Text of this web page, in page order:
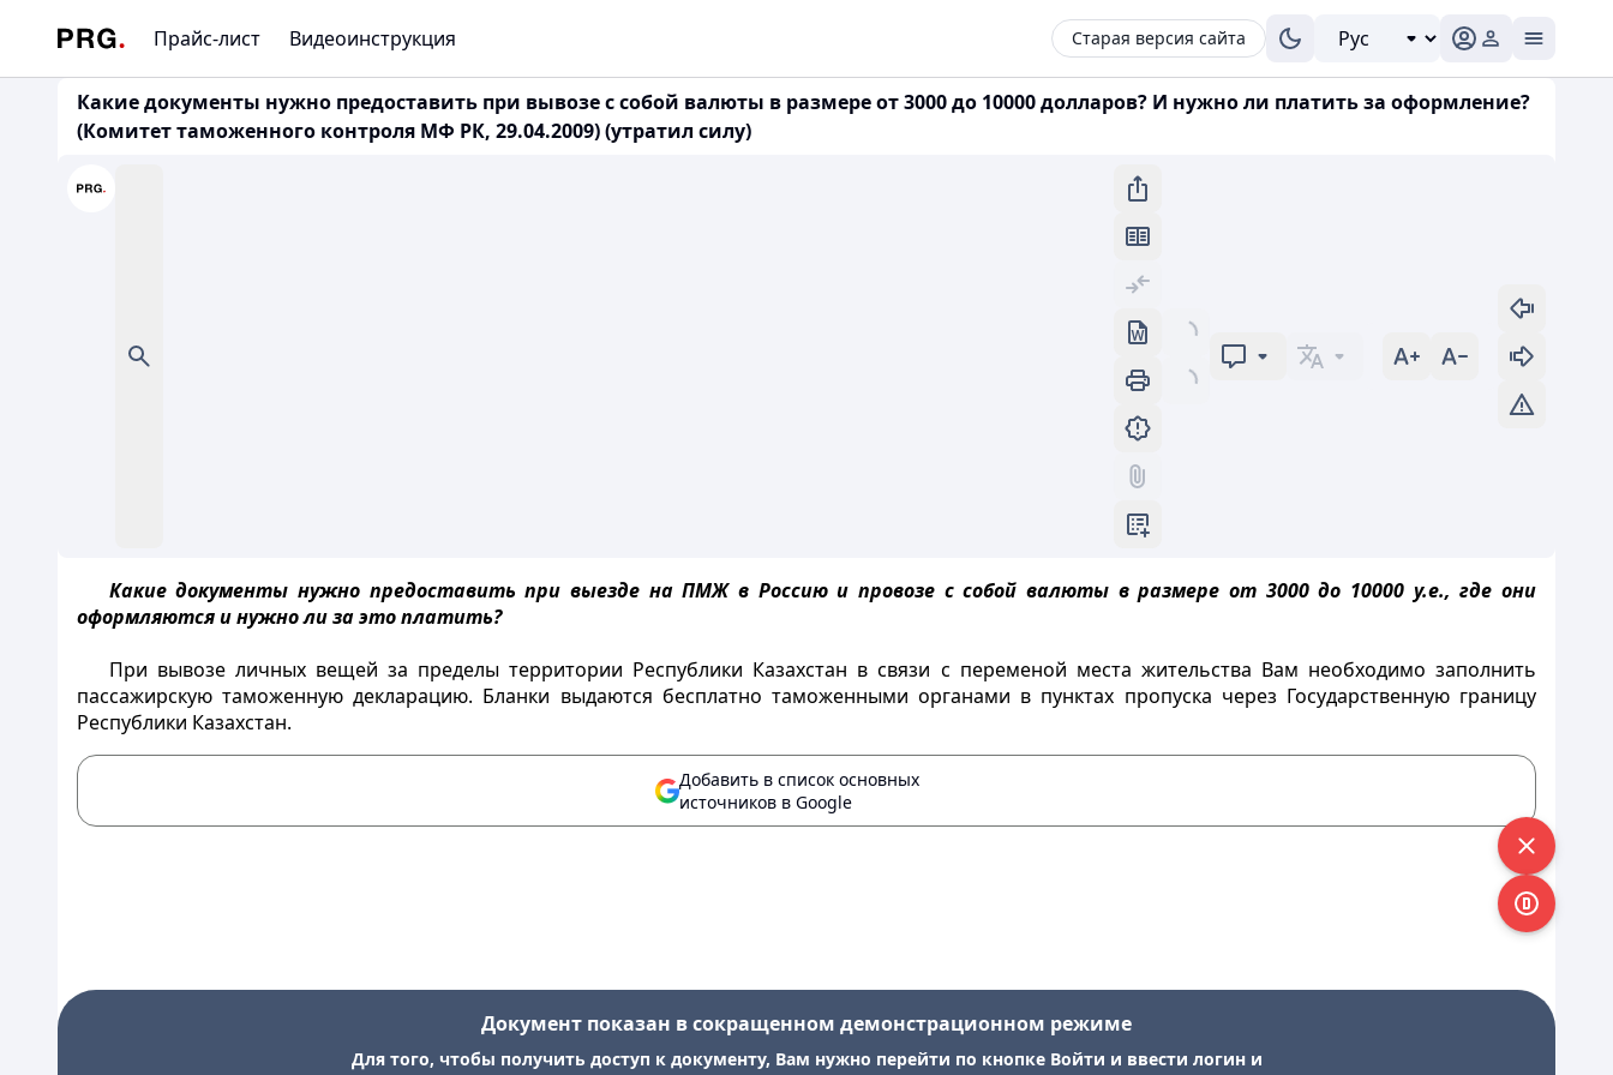
Прайс-лист Видеоинструкция Старая версия сайта
Какие документы нужно предоставить при вывозе с собой валюты в размере от 3000 до 10000 долларов? И нужно ли платить за оформление?
(Комитет таможенного контроля МФ РК, 29.04.2009) (утратил силу)
Какие документы нужно предоставить при выезде на ПМЖ в Россию и провозе с собой валюты в размере от 3000 до 10000 у.е., где они
оформляются и нужно ли за это платить?
При вывозе личных вещей за пределы территории Республики Казахстан в связи с переменой места жительства Вам необходимо заполнить
пассажирскую таможенную декларацию. Бланки выдаются бесплатно таможенными органами в пунктах пропуска через Государственную границу
Республики Казахстан.
Добавить в список основных
источников в Google
Документ показан в сокращенном демонстрационном режиме
Для того, чтобы получить доступ к документу, Вам нужно перейти по кнопке Войти и ввести логин и